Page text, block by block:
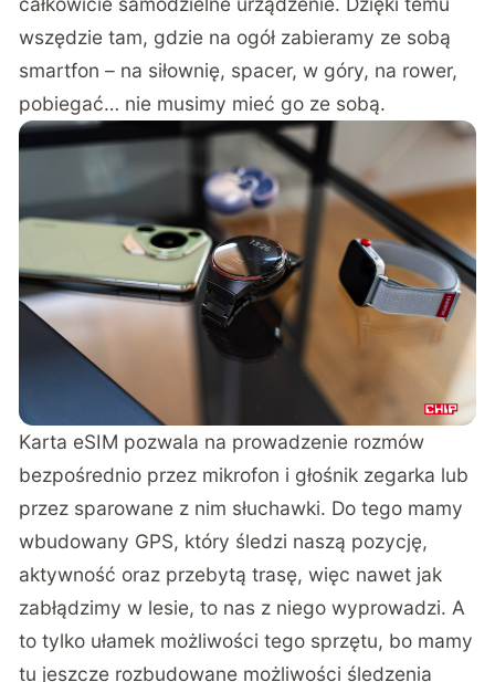
wszędzie tam, gdzie na ogół zabieramy ze sobą
smartfon – na siłownię, spacer, w góry, na rower,
pobiegać… nie musimy mieć go ze sobą.
Karta eSIM pozwala na prowadzenie rozmów
bezpośrednio przez mikrofon i głośnik zegarka lub
przez sparowane z nim słuchawki. Do tego mamy
wbudowany GPS, który śledzi naszą pozycję,
aktywność oraz przebytą trasę, więc nawet jak
zabłądzimy w lesie, to nas z niego wyprowadzi. A
to tylko ułamek możliwości tego sprzętu, bo mamy
tu jeszcze rozbudowane możliwości śledzenia